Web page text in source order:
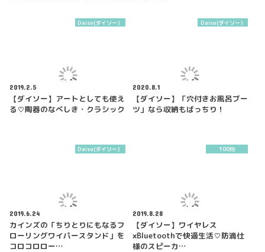
Daiso(ダイソー）
2019.2.5
【ダイソー】アートとしても使え
る♡陶器のなべしき・クラシック
Daiso(ダイソー）
2020.8.1
【ダイソー】「穴付きお風呂ブー
ツ」なら収納もばっちり！
Daiso(ダイソー）
2019.6.24
カインズの「ちりとりにもなるフ
ローリングワイパースタンド」を
コロコロロー…
100均
2019.8.28
【ダイソー】ワイヤレス
×Bluetoothで快適生活♡防滴仕
様のスピーカ…